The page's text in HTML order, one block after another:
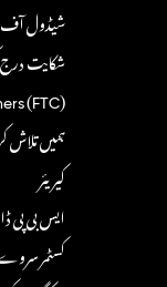
شیڈول
شکایت
(FTC)
ہمیں تلاش
کیریئر
ایس بی پی
کسٹمر